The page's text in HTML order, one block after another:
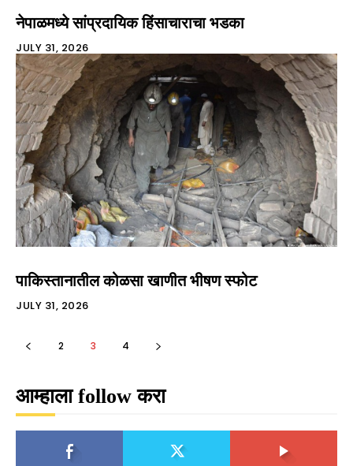
नेपाळमध्ये सांप्रदायिक हिंसाचाराचा भडका
JULY 31, 2026
पाकिस्तानातील कोळसा खाणीत भीषण स्फोट
JULY 31, 2026
2 3 4
आम्हाला follow करा